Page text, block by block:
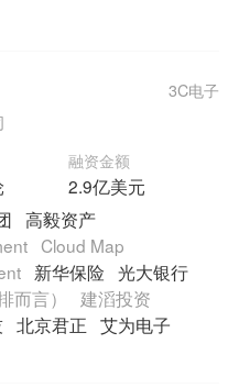
融资金额
2.9亿美元
3C电子
高毅资产
Cloud Map
新华保险 光大银行
而言）
建滔投资
北京君正 艾为电子